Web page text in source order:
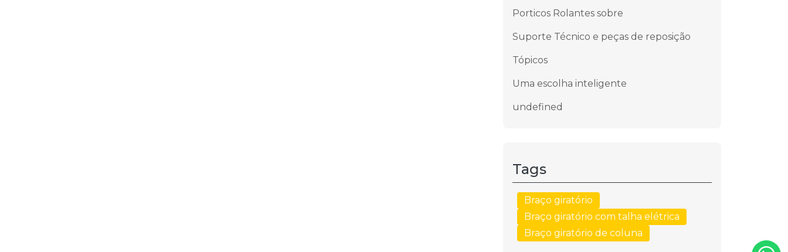
Porticos Rolantes sobre
Suporte Técnico e peças de reposição
Tópicos
Uma escolha inteligente
undefined
Tags
Braço giratório
Braço giratório com talha elétrica
Braço giratório de coluna